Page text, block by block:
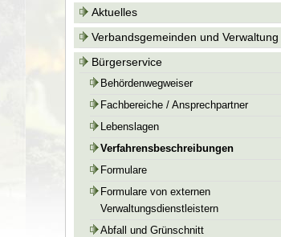
Aktuelles
Verbandsgemeinden und Verwaltung
Bürgerservice
Behördenwegweiser
Fachbereiche / Ansprechpartner
Lebenslagen
Verfahrensbeschreibungen
Formulare
Formulare von externen
Verwaltungsdienstleistern
Abfall und Grünschnitt